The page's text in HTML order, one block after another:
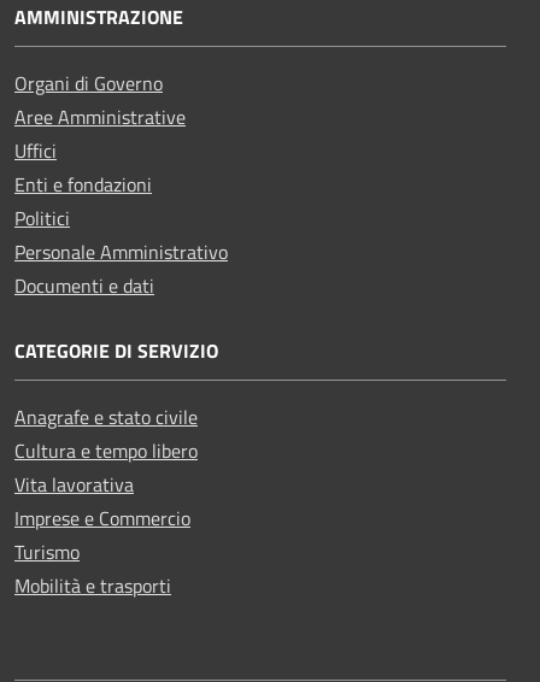
AMMINISTRAZIONE
Organi di Governo
Aree Amministrative
Uffici
Enti e fondazioni
Politici
Personale Amministrativo
Documenti e dati
CATEGORIE DI SERVIZIO
Anagrafe e stato civile
Cultura e tempo libero
Vita lavorativa
Imprese e Commercio
Turismo
Mobilità e trasporti